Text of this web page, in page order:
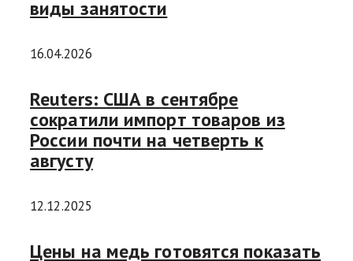
виды занятости
16.04.2026
Reuters: США в сентябре
сократили импорт товаров из
России почти на четверть к
августу
12.12.2025
Цены на медь готовятся показать